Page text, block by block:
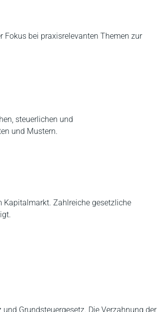
Fokus bei praxisrelevanten Themen zur
steuerlichen und
und Mustern.
Kapitalmarkt. Zahlreiche gesetzliche
Grundsteuergesetz. Die Verzahnung der